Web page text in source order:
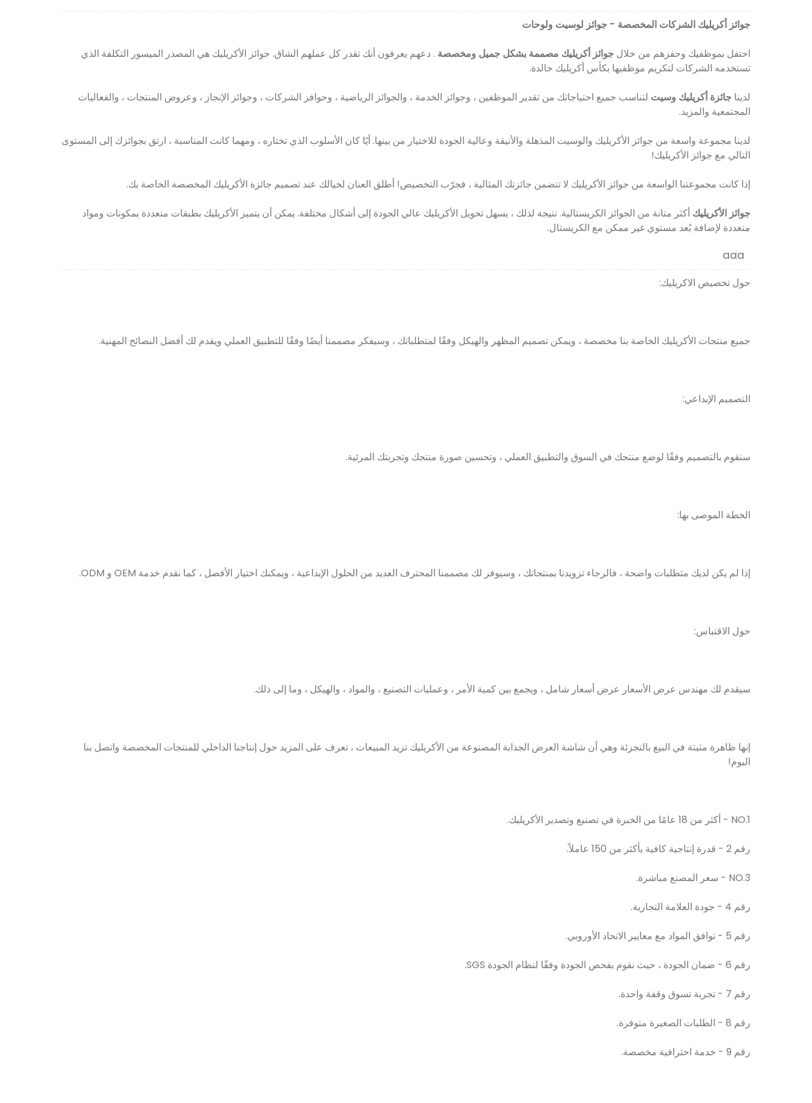
جوائز أكريليك الشركات المخصصة - جوائز لوسيت ولوحات
احتفل بموظفيك وحفزهم من خلال جوائز أكريليك مصممة بشكل جميل ومخصصة . دعهم يعرفون أنك تقدر كل عملهم الشاق. جوائز الأكريليك هي المصدر الميسور التكلفة الذي
تستخدمه الشركات لتكريم موظفيها بكأس أكريليك خالدة.
لدينا جائزة أكريليك وسيت لتناسب جميع احتياجاتك من تقدير الموظفين ، وجوائز الخدمة ، والجوائز الرياضية ، وحوافز الشركات ، وجوائز الإنجاز ، وعروض المنتجات ، والفعاليات
المجتمعية والمزيد.
لدينا مجموعة واسعة من جوائز الأكريليك والوسيت المذهلة والأنيقة وعالية الجودة للاختيار من بينها. أيًا كان الأسلوب الذي تختاره ، ومهما كانت المناسبة ، ارتق بجوائزك إلى المستوى
التالي مع جوائز الأكريليك!
إذا كانت مجموعتنا الواسعة من جوائز الأكريليك لا تتضمن جائزتك المثالية ، فجرّب التخصيص! أطلق العنان لخيالك عند تصميم جائزة الأكريليك المخصصة الخاصة بك.
جوائز الأكريليك أكثر متانة من الجوائز الكريستالية. نتيجة لذلك ، يسهل تحويل الأكريليك عالي الجودة إلى أشكال مختلفة. يمكن أن يتميز الأكريليك بطبقات متعددة بمكونات ومواد
متعددة لإضافة بُعد مستوي غير ممكن مع الكريستال.
aaa
حول تخصيص الاكريليك:
جميع منتجات الأكريليك الخاصة بنا مخصصة ، ويمكن تصميم المظهر والهيكل وفقًا لمتطلباتك ، وسيفكر مصممنا أيضًا وفقًا للتطبيق العملي ويقدم لك أفضل النصائح المهنية.
التصميم الإبداعي:
سنقوم بالتصميم وفقًا لوضع منتجك في السوق والتطبيق العملي ، وتحسين صورة منتجك وتجربتك المرئية.
الخطة الموصى بها:
إذا لم يكن لديك متطلبات واضحة ، فالرجاء تزويدنا بمنتجاتك ، وسيوفر لك مصممنا المحترف العديد من الحلول الإبداعية ، ويمكنك اختيار الأفضل ، كما نقدم خدمة OEM و ODM.
حول الاقتباس:
سيقدم لك مهندس عرض الأسعار عرض أسعار شامل ، ويجمع بين كمية الأمر ، وعمليات التصنيع ، والمواد ، والهيكل ، وما إلى ذلك.
إنها ظاهرة مثبتة في البيع بالتجزئة وهي أن شاشة العرض الجذابة المصنوعة من الأكريليك تزيد المبيعات ، تعرف على المزيد حول إنتاجنا الداخلي للمنتجات المخصصة واتصل بنا
اليوم!
NO.1 - أكثر من 18 عامًا من الخبرة في تصنيع وتصدير الأكريليك.
رقم 2 - قدرة إنتاجية كافية بأكثر من 150 عاملاً.
NO.3 - سعر المصنع مباشرة.
رقم 4 - جودة العلامة التجارية.
رقم 5 - توافق المواد مع معايير الاتحاد الأوروبي.
رقم 6 - ضمان الجودة ، حيث نقوم بفحص الجودة وفقًا لنظام الجودة SGS.
رقم 7 - تجربة تسوق وقفة واحدة.
رقم 8 - الطلبات الصغيرة متوفرة.
رقم 9 - خدمة احترافية مخصصة.